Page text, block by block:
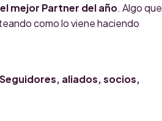
mejor Partner del año. Algo que
como lo viene haciendo
aliados, socios,